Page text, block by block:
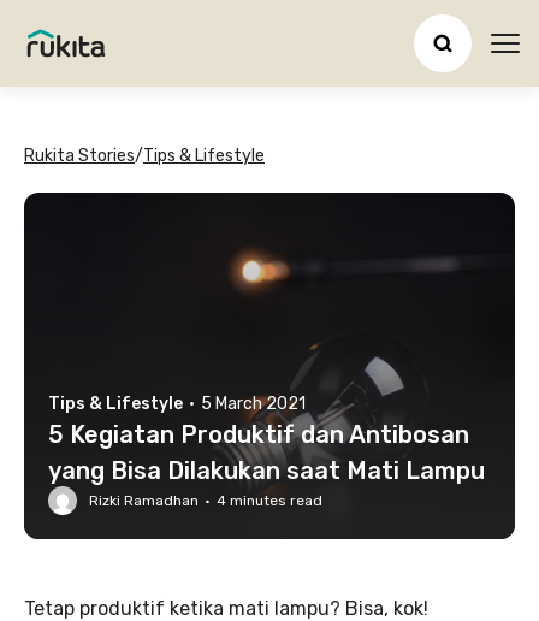
Rukita Stories/Tips & Lifestyle
Tips & Lifestyle · 5 March 2021
5 Kegiatan Produktif dan Antibosan
yang Bisa Dilakukan saat Mati Lampu
Rizki Ramadhan · 4 minutes read
Tetap produktif ketika mati lampu? Bisa, kok!